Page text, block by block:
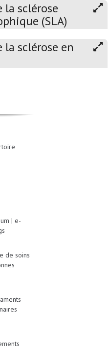
la sclérose
(SLA)
la sclérose en
| e-
de soins